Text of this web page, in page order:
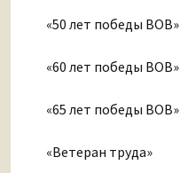
«50 лет победы ВОВ»
«60 лет победы ВОВ»
«65 лет победы ВОВ»
«Ветеран труда»